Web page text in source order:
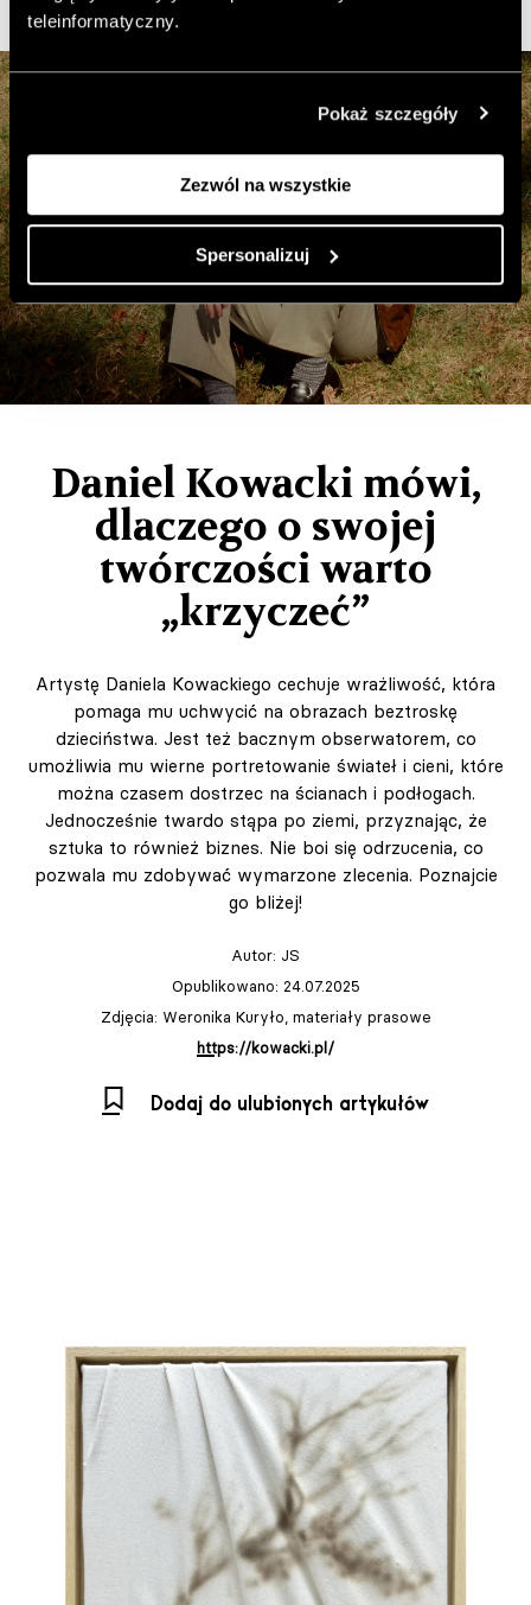
teleinformatyczny.
Pokaż szczegóły
Zezwól na wszystkie
Spersonalizuj
Daniel Kowacki mówi,
dlaczego o swojej
twórczości warto
„krzyczeć”
Artystę Daniela Kowackiego cechuje wrażliwość, która
pomaga mu uchwycić na obrazach beztroskę
dzieciństwa. Jest też bacznym obserwatorem, co
umożliwia mu wierne portretowanie świateł i cieni, które
można czasem dostrzec na ścianach i podłogach.
Jednocześnie twardo stąpa po ziemi, przyznając, że
sztuka to również biznes. Nie boi się odrzucenia, co
pozwala mu zdobywać wymarzone zlecenia. Poznajcie
go bliżej!
Autor: JS
Opublikowano: 24.07.2025
Zdjęcia: Weronika Kuryło, materiały prasowe
https://kowacki.pl/
Dodaj do ulubionych artykułów